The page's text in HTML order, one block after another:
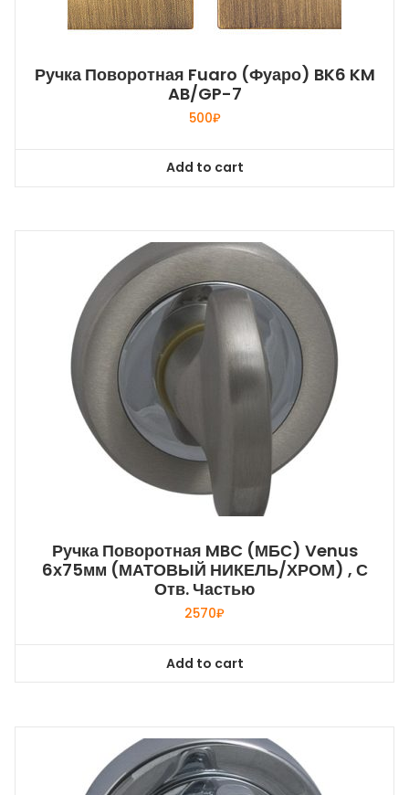
Ручка Поворотная Fuaro (Фуаро) BK6 KM
AB/GP-7
500₽
Add to cart
Ручка Поворотная MBC (МБС) Venus
6х75мм (МАТОВЫЙ НИКЕЛЬ/ХРОМ) , С
Отв. Частью
2570₽
Add to cart